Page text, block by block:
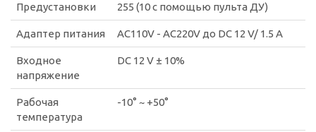
Предустановки 255 (10 с помощью пульта ДУ)
Адаптер питания AC110V - AC220V до DC 12 V/ 1.5 A
Входное
напряжение
DC 12 V ± 10%
Рабочая
температура
-10° ~ +50°